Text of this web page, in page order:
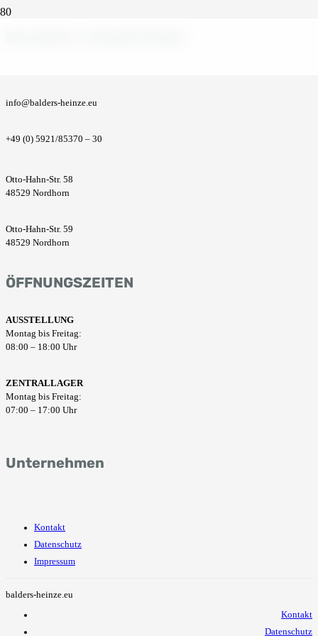
info@balders-heinze.eu
+49 (0) 5921/85370 – 30
Otto-Hahn-Str. 58
48529 Nordhorn
Otto-Hahn-Str. 59
48529 Nordhorn
ÖFFNUNGSZEITEN
AUSSTELLUNG
Montag bis Freitag:
08:00 – 18:00 Uhr
ZENTRALLAGER
Montag bis Freitag:
07:00 – 17:00 Uhr
Unternehmen
Kontakt
Datenschutz
Impressum
balders-heinze.eu
Kontakt
Datenschutz